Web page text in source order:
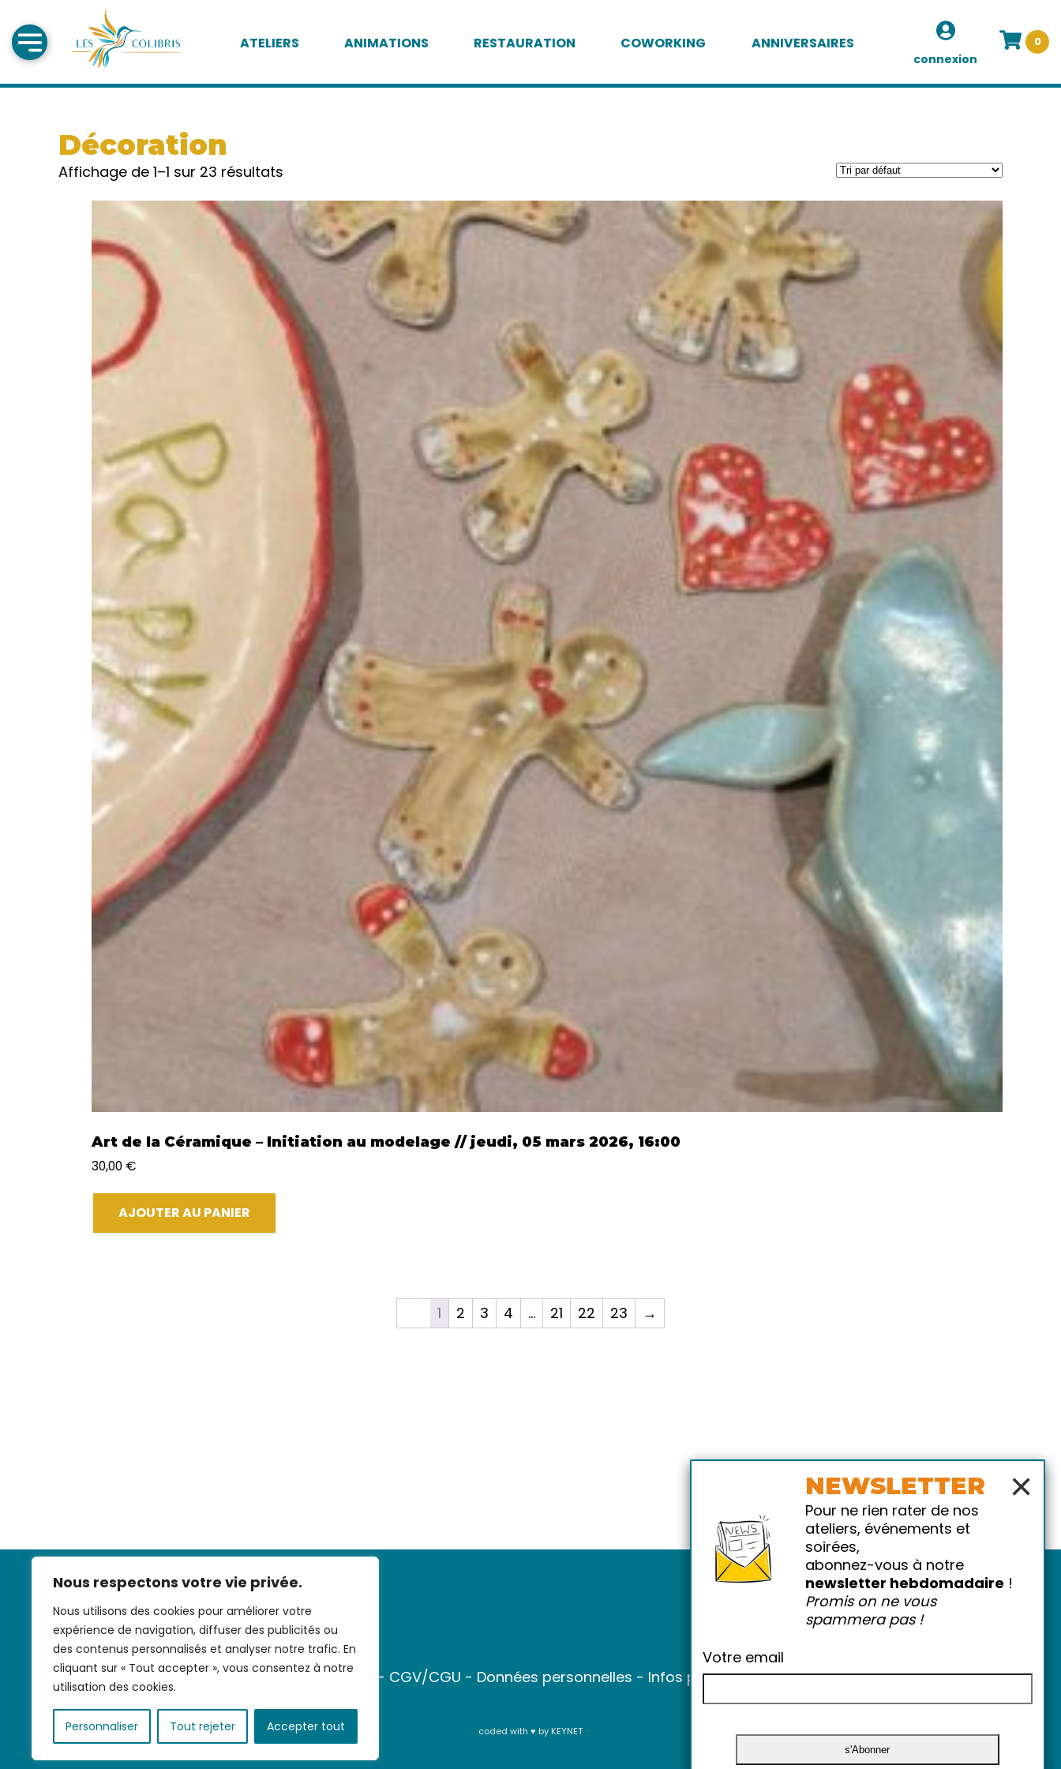
Nous respectons votre vie privée.
Nous utilisons des cookies pour améliorer votre
expérience de navigation, diffuser des publicités ou
des contenus personnalisés et analyser notre trafic. En
cliquant sur « Tout accepter », vous consentez à notre
utilisation des cookies.
Personnaliser Tout rejeter Accepter tout
ATELIERS ANIMATIONS RESTAURATION COWORKING ANNIVERSAIRES
connexion
0
Décoration
Affichage de 1–1 sur 23 résultats
Art de la Céramique – Initiation au modelage // jeudi, 05 mars 2026, 16:00
30,00 €
AJOUTER AU PANIER
1 2 3 4 … 21 22 23 →
Nous contacter - CGV/CGU - Données personnelles - Infos pratiques-FAQ
coded with ♥ by KEYNET
×
NEWSLETTER
Pour ne rien rater de nos
ateliers, événements et
soirées,
abonnez-vous à notre
newsletter hebdomadaire !
Promis on ne vous
spammera pas !
Votre email